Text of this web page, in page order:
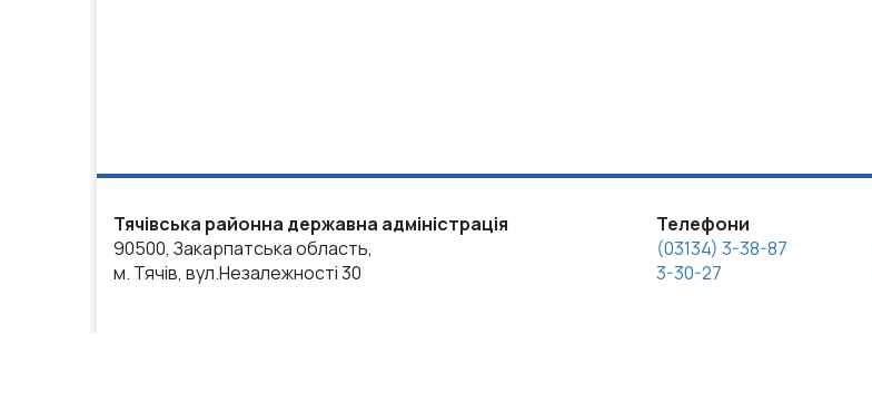
Тячівська районна державна адміністрація
90500, Закарпатська область,
м. Тячів, вул.Незалежності 30
Телефони
(03134) 3-38-87
3-30-27